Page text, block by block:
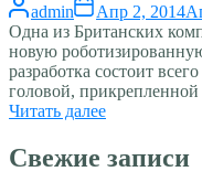
admin Апр 2, 2014
Одна из Британских
новую
разработка состоит
головой,
Читать далее
Свежие записи